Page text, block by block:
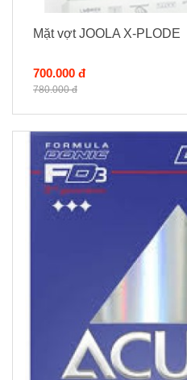
Mặt vợt JOOLA X-PLODE
700.000 đ
780.000 đ